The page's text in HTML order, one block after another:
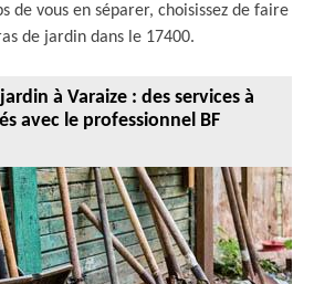
de vous en séparer, choisissez de faire
de jardin dans le 17400.
à Varaize : des services à
avec le professionnel BF